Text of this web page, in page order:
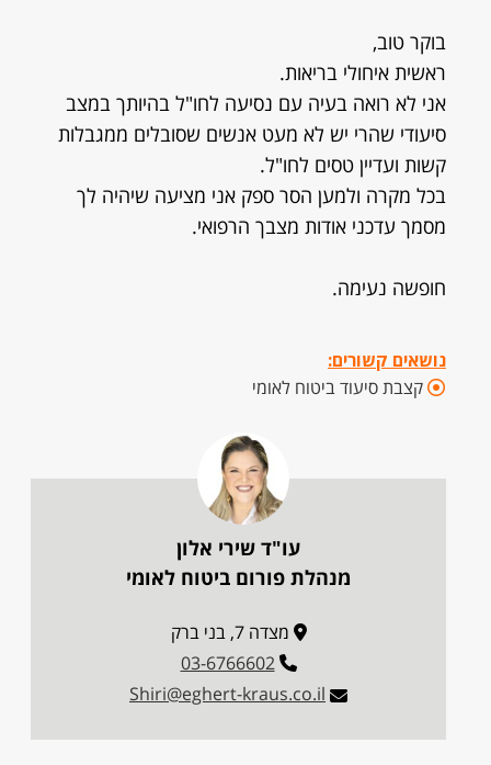
בוקר טוב,
ראשית איחולי בריאות.
אני לא רואה בעיה עם נסיעה לחו"ל בהיותך במצב
סיעודי שהרי יש לא מעט אנשים שסובלים ממגבלות
קשות ועדיין טסים לחו"ל.
בכל מקרה ולמען הסר ספק אני מציעה שיהיה לך
מסמך עדכני אודות מצבך הרפואי.
חופשה נעימה.
נושאים קשורים:
קצבת סיעוד ביטוח לאומי
עו"ד שירי אלון
מנהלת פורום ביטוח לאומי
מצדה 7, בני ברק
03-6766602
Shiri@eghert-kraus.co.il